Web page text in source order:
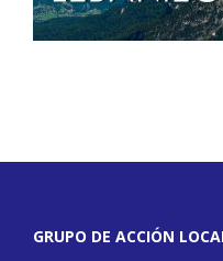
GRUPO DE ACCIÓN